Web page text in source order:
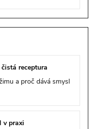
receptura
a proč dává smysl
v praxi